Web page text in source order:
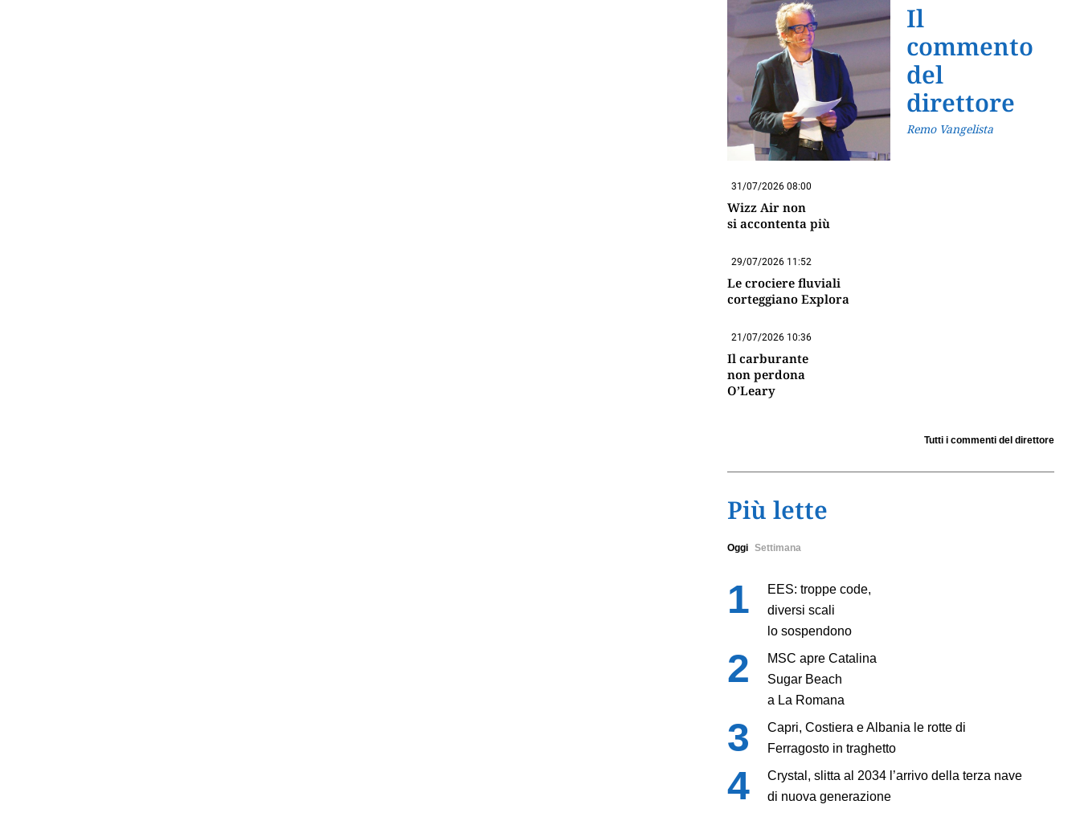
Il
commento
del
direttore
Remo Vangelista
31/07/2026 08:00
Wizz Air non
si accontenta più
29/07/2026 11:52
Le crociere fluviali
corteggiano Explora
21/07/2026 10:36
Il carburante
non perdona
O’Leary
Tutti i commenti del direttore
Più lette
Oggi Settimana
EES: troppe code,
diversi scali
lo sospendono
MSC apre Catalina
Sugar Beach
a La Romana
Capri, Costiera e Albania le rotte di
Ferragosto in traghetto
Crystal, slitta al 2034 l’arrivo della terza nave
di nuova generazione